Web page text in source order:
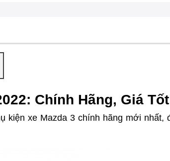
Chính Hãng, Giá Tốt
kiện xe Mazda 3 chính hãng mới